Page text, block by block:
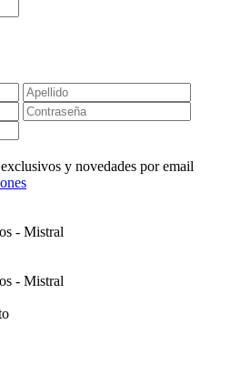
y novedades por email